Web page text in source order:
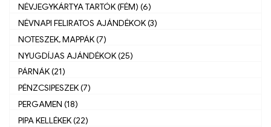
NÉVJEGYKÁRTYA TARTÓK (FÉM) (6)
NÉVNAPI FELIRATOS AJÁNDÉKOK (3)
NOTESZEK, MAPPÁK (7)
NYUGDÍJAS AJÁNDÉKOK (25)
PÁRNÁK (21)
PÉNZCSIPESZEK (7)
PERGAMEN (18)
PIPA KELLÉKEK (22)